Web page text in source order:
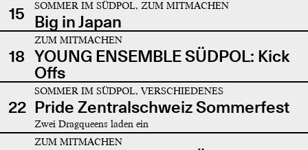
15
SOMMER IM SÜDPOL, ZUM MITMACHEN
Big in Japan
18
ZUM MITMACHEN
YOUNG ENSEMBLE SÜDPOL: Kick
Offs
22
SOMMER IM SÜDPOL, VERSCHIEDENES
Pride Zentralschweiz Sommerfest
Zwei Dragqueens laden ein
ZUM MITMACHEN